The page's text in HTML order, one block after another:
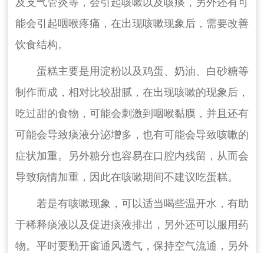
及支气管炎等，会引起咳嗽以及咳痰，另外还有可
能会引起咽喉疼痛，在出现咳嗽现象后，需要改善
饮食结构。
蛋糕主要是用淀粉以及鸡蛋、奶油、白砂糖等
制作而成，相对比较甜腻，在出现咳嗽的现象后，
吃过甜的食物，可能会刺激到咽喉黏膜，并且还有
可能会导致痰液分泌增多，也有可能会导致咳嗽的
症状加重。另外糖分也容易在口腔内残留，从而会
导致病情加重，因此在咳嗽期间不建议吃蛋糕。
若是有咳嗽现象，可以适当喝些温开水，有助
于稀释痰液以及促进痰液排出，另外还可以服用药
物。平时要勤开窗通风透气，保持空气流通，另外